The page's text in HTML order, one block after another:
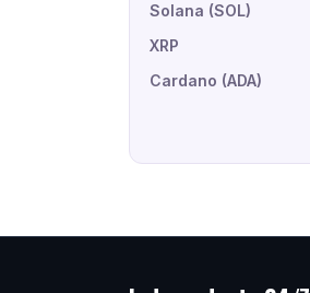
Solana (SOL)
XRP
Cardano (ADA)